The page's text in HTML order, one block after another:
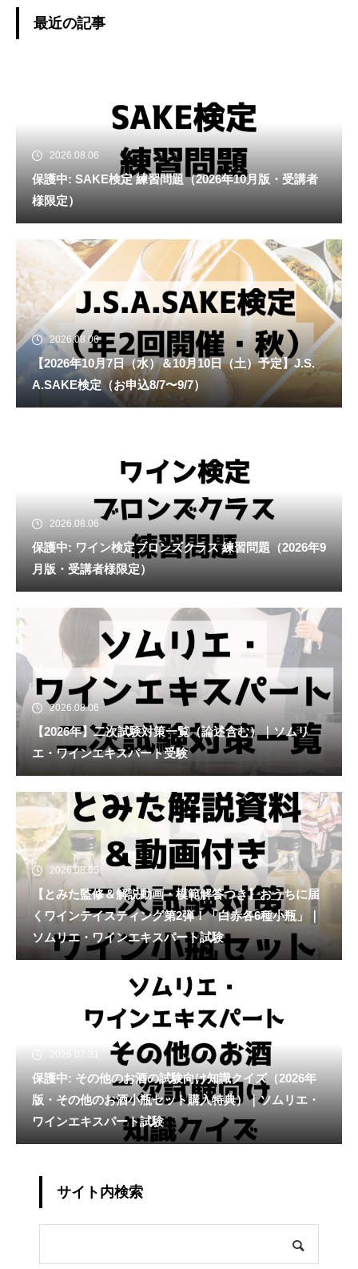
最近の記事
2026.08.06
保護中: SAKE検定 練習問題（2026年10月版・受講者
様限定）
2026.08.06
【2026年10月7日（水）＆10月10日（土）予定】J.S.
A.SAKE検定（お申込8/7〜9/7）
2026.08.06
保護中: ワイン検定ブロンズクラス 練習問題（2026年9
月版・受講者様限定）
2026.08.06
【2026年】二次試験対策一覧（論述含む）｜ソムリ
エ・ワインエキスパート受験
2026.08.05
【とみた監修＆解説動画・模範解答つき】おうちに届
くワインテイスティング第2弾！「白赤各6種小瓶」｜
ソムリエ・ワインエキスパート試験
2026.07.31
保護中: その他のお酒の試験向け知識クイズ（2026年
版・その他のお酒小瓶セット購入特典）｜ソムリエ・
ワインエキスパート試験
サイト内検索